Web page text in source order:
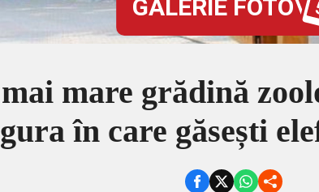
GALERIE FOTO
mai mare grădină
în care găsești